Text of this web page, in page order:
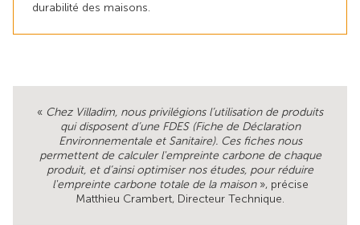
durabilité des maisons.
« Chez Villadim, nous privilégions l’utilisation de produits
qui disposent d’une FDES (Fiche de Déclaration
Environnementale et Sanitaire). Ces fiches nous
permettent de calculer l'empreinte carbone de chaque
produit, et d’ainsi optimiser nos études, pour réduire
l'empreinte carbone totale de la maison », précise
Matthieu Crambert, Directeur Technique.